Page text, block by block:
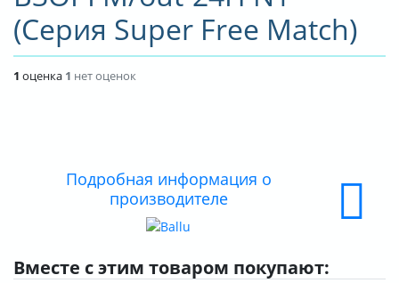
НОВОСТИ
ОПЛАТА
(Серия Super Free Match)
1 оценка 1 нет оценок
Подробная информация о
производителе
Вместе с этим товаром покупают: